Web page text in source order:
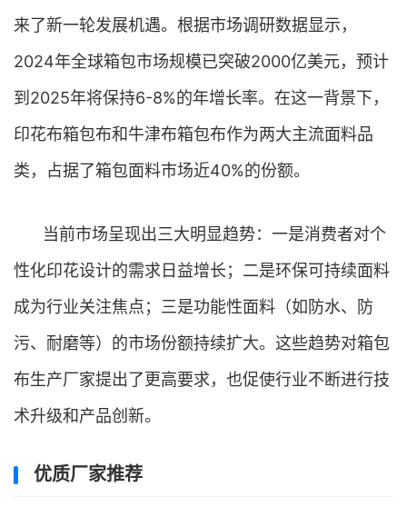
来了新一轮发展机遇。根据市场调研数据显示，
2024年全球箱包市场规模已突破2000亿美元，预计
到2025年将保持6-8%的年增长率。在这一背景下，
印花布箱包布和牛津布箱包布作为两大主流面料品
类，占据了箱包面料市场近40%的份额。
当前市场呈现出三大明显趋势：一是消费者对个
性化印花设计的需求日益增长；二是环保可持续面料
成为行业关注焦点；三是功能性面料（如防水、防
污、耐磨等）的市场份额持续扩大。这些趋势对箱包
布生产厂家提出了更高要求，也促使行业不断进行技
术升级和产品创新。
优质厂家推荐